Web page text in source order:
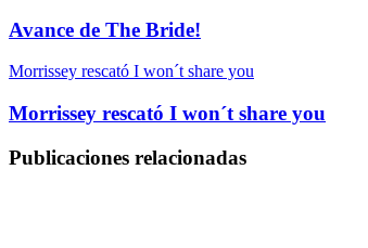
Avance de The Bride!
Morrissey rescató I won´t share you
Morrissey rescató I won´t share you
Publicaciones relacionadas